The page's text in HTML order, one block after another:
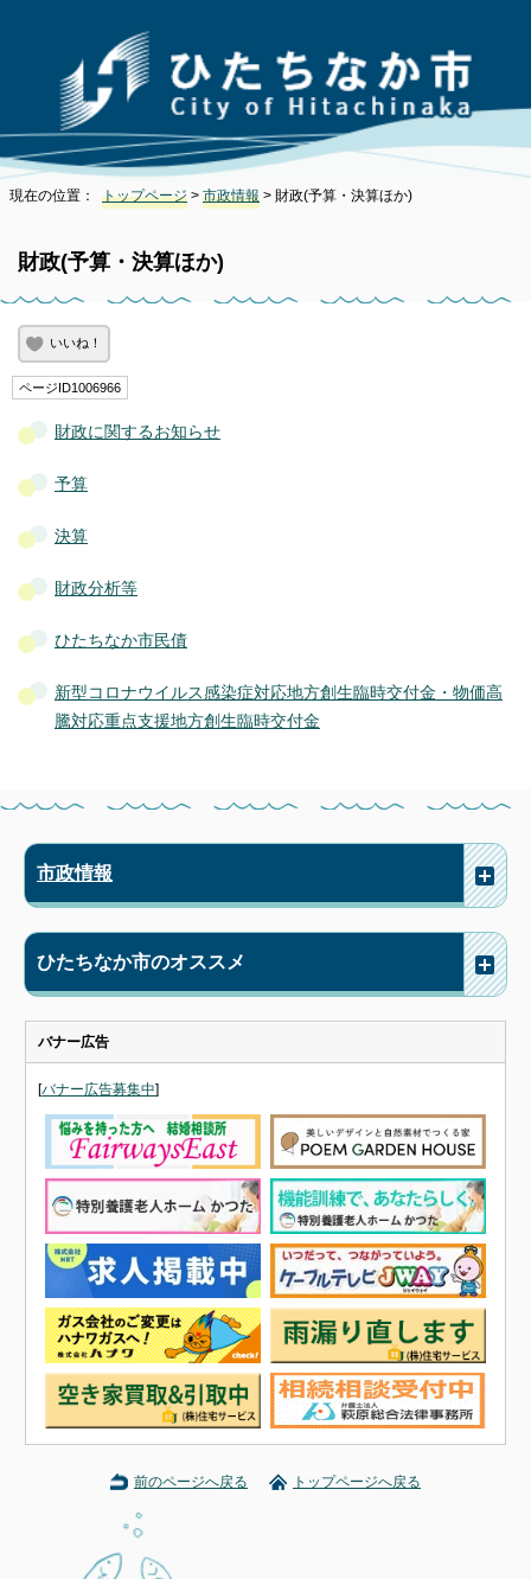
現在の位置： トップページ > 市政情報 > 財政(予算・決算ほか)
財政(予算・決算ほか)
いいね！
ページID1006966
財政に関するお知らせ
予算
決算
財政分析等
ひたちなか市民債
新型コロナウイルス感染症対応地方創生臨時交付金・物価高
騰対応重点支援地方創生臨時交付金
市政情報
ひたちなか市のオススメ
バナー広告
[バナー広告募集中]
前のページへ戻る トップページへ戻る